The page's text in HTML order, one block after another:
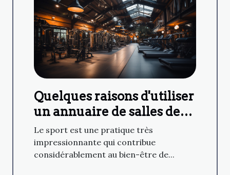
Quelques raisons d'utiliser
un annuaire de salles de
sport
Le sport est une pratique très
impressionnante qui contribue
considérablement au bien-être de...